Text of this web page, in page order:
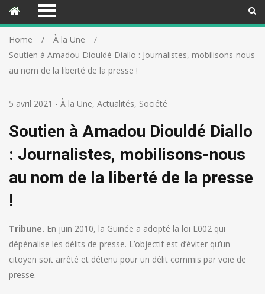
Home
À la Une
Soutien à Amadou Diouldé Diallo : Journalistes, mobilisons-nous
au nom de la liberté de la presse !
5 avril 2021 - À la Une, Actualités, Société
Soutien à Amadou Diouldé Diallo
: Journalistes, mobilisons-nous
au nom de la liberté de la presse
!
Tribune. En juin 2010, la Guinée a adopté la loi L002 qui
dépénalise les délits de presse. L’objectif est d’éviter qu’un
citoyen soit arrêté et détenu pour un délit commis par voie de
presse.